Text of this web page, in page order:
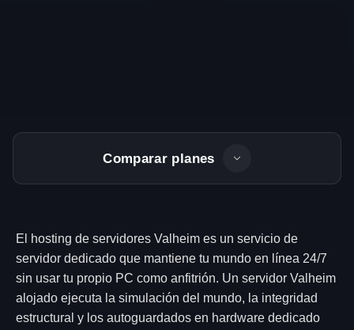
Comparar planes
El hosting de servidores Valheim es un servicio de
servidor dedicado que mantiene tu mundo en línea 24/7
sin usar tu propio PC como anfitrión. Un servidor Valheim
alojado ejecuta la simulación del mundo, la integridad
estructural y los autoguardados en hardware dedicado